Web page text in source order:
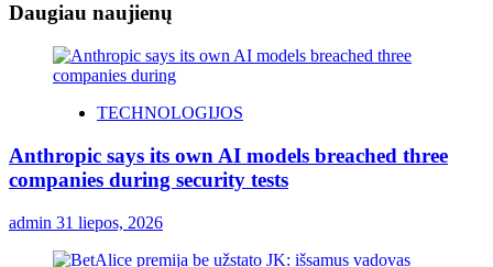
Daugiau naujienų
TECHNOLOGIJOS
Anthropic says its own AI models breached three
companies during security tests
admin 31 liepos, 2026